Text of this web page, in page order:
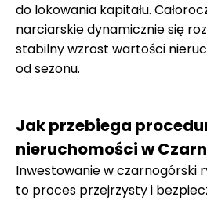
do lokowania kapitału.
narciarskie dynamicznie się
stabilny wzrost wartości
od sezonu.
Jak przebiega
nieruchomości w
Inwestowanie w czarnogórski
to proces przejrzysty i